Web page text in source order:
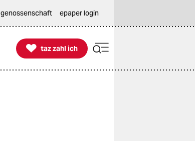
genossenschaft epaper login

taz zahl ich
taz zahl ich